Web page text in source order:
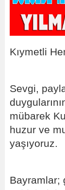
Kıymetli
Sevgi,
mübarek
huzur ve
yaşıyoruz.
Bayramlar;